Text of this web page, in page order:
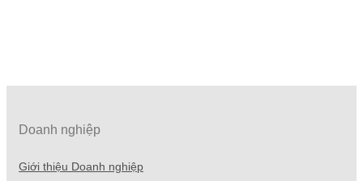
Doanh nghiệp
Giới thiệu Doanh nghiệp